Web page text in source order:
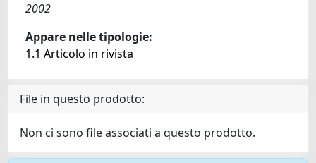
2002
Appare nelle tipologie:
1.1 Articolo in rivista
File in questo prodotto:
Non ci sono file associati a questo prodotto.